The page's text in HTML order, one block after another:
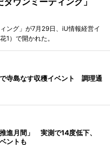
ング」が7月29日、iU情報経営イ
1）で開かれた。
寺島なす収穫イベント 調理通
進月間」 実測で14度低下、
ントも